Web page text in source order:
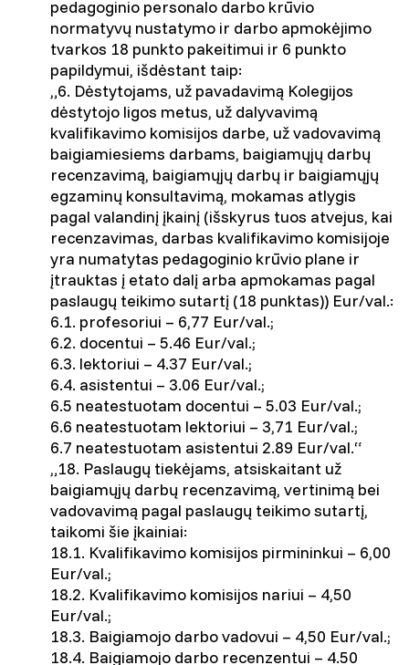
pedagoginio personalo darbo krūvio
normatyvų nustatymo ir darbo apmokėjimo
tvarkos 18 punkto pakeitimui ir 6 punkto
papildymui, išdėstant taip:
„6. Dėstytojams, už pavadavimą Kolegijos
dėstytojo ligos metus, už dalyvavimą
kvalifikavimo komisijos darbe, už vadovavimą
baigiamiesiems darbams, baigiamųjų darbų
recenzavimą, baigiamųjų darbų ir baigiamųjų
egzaminų konsultavimą, mokamas atlygis
pagal valandinį įkainį (išskyrus tuos atvejus, kai
recenzavimas, darbas kvalifikavimo komisijoje
yra numatytas pedagoginio krūvio plane ir
įtrauktas į etato dalį arba apmokamas pagal
paslaugų teikimo sutartį (18 punktas)) Eur/val.:
6.1. profesoriui – 6,77 Eur/val.;
6.2. docentui – 5.46 Eur/val.;
6.3. lektoriui – 4.37 Eur/val.;
6.4. asistentui – 3.06 Eur/val.;
6.5 neatestuotam docentui – 5.03 Eur/val.;
6.6 neatestuotam lektoriui – 3,71 Eur/val.;
6.7 neatestuotam asistentui 2.89 Eur/val.“
„18. Paslaugų tiekėjams, atsiskaitant už
baigiamųjų darbų recenzavimą, vertinimą bei
vadovavimą pagal paslaugų teikimo sutartį,
taikomi šie įkainiai:
18.1. Kvalifikavimo komisijos pirmininkui – 6,00
Eur/val.;
18.2. Kvalifikavimo komisijos nariui – 4,50
Eur/val.;
18.3. Baigiamojo darbo vadovui – 4,50 Eur/val.;
18.4. Baigiamojo darbo recenzentui – 4.50